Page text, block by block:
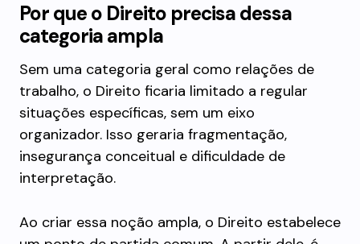
Por que o Direito precisa dessa
categoria ampla
Sem uma categoria geral como relações de
trabalho, o Direito ficaria limitado a regular
situações específicas, sem um eixo
organizador. Isso geraria fragmentação,
insegurança conceitual e dificuldade de
interpretação.
Ao criar essa noção ampla, o Direito estabelece